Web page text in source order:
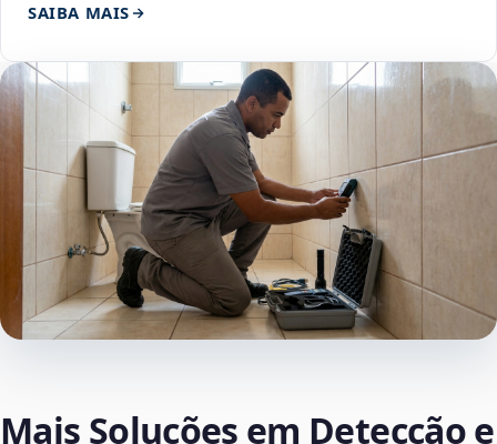
SAIBA MAIS
Mais Soluções em Detecção e